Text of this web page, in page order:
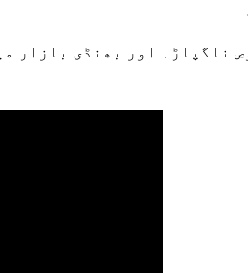
ناگپاڑہ اور بھنڈی بازار